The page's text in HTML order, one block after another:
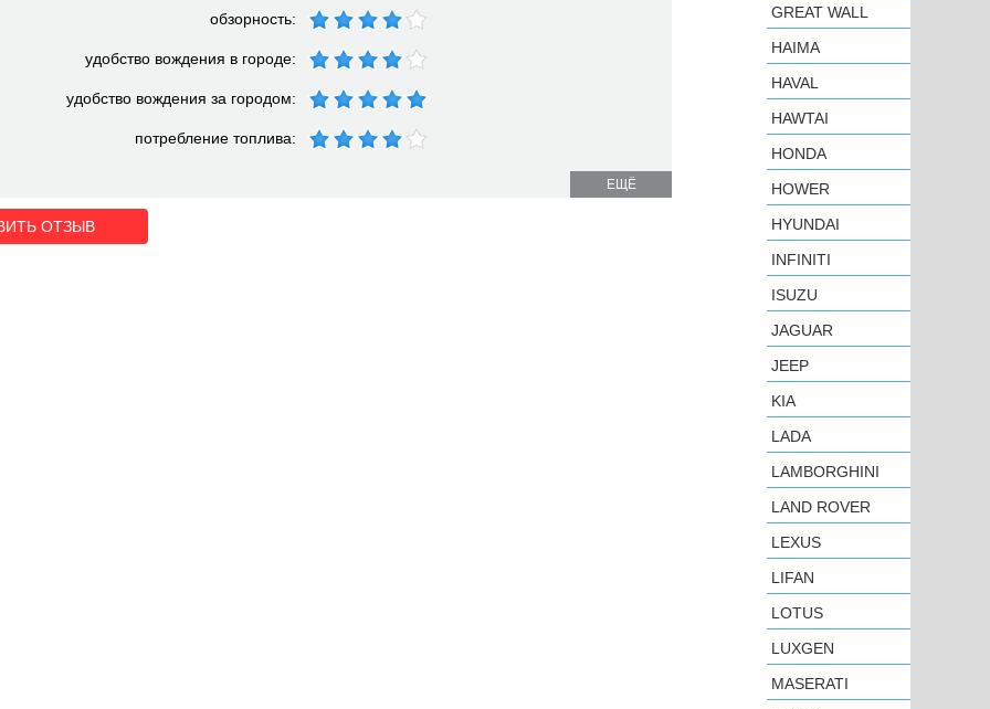
обзорность:
удобство вождения в городе:
удобство вождения за городом:
потребление топлива:
ЕЩЁ
ОТЗЫВ
GREAT WALL
HAIMA
HAVAL
HAWTAI
HONDA
HOWER
HYUNDAI
INFINITI
ISUZU
JAGUAR
JEEP
KIA
LADA
LAMBORGHINI
LAND ROVER
LEXUS
LIFAN
LOTUS
LUXGEN
MASERATI